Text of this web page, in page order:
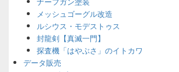
メッシュゴーグル改造
ルシウス・モデストゥス
封龍剣【真滅一門】
探査機「はやぶさ」のイトカワ
データ販売